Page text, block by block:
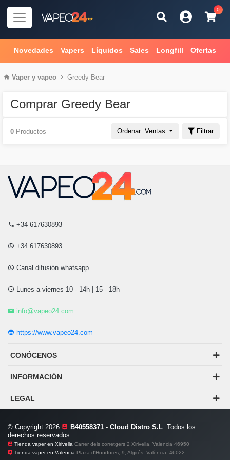
0
Novedades Vapers Líquidos Sales Longfill Ofertas
Vaper y vapeo Greedy Bear
Comprar Greedy Bear
Ordenar: Ventas Filtrar
0 Productos
+34 617630893
+34 617630893
Canal difusión whatsapp
Lunes a viernes 10 - 14h | 15 - 18h
info@vapeo24.com
https://www.vapeo24.com
CONÓCENOS
INFORMACIÓN
LEGAL
© Copyright 2026 B40558371 - Cloud Distro S.L. Todos los
derechos reservados
Tienda vaper en Xirivella Carrer dels corretgers 2 Xirivella, Valencia 46950
Tienda vaper en Valencia Plaza d'Hondures, 9, Algirós, València, 46022